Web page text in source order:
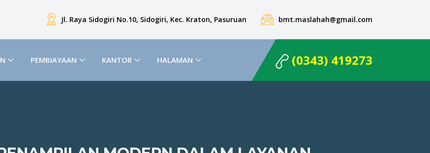
Jl. Raya Sidogiri No.10, Sidogiri, Kec. Kraton, Pasuruan bmt.maslahah@gmail.com
PEMBIAYAAN KANTOR HALAMAN (0343) 419273